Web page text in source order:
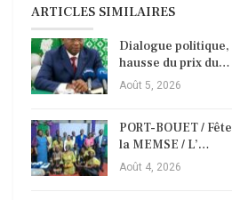
ARTICLES SIMILAIRES
Dialogue
hausse du prix du…
Août 5, 2026
PORT-BOUET /
la MEMSE / L’…
Août 4, 2026